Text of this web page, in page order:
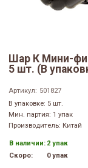
Шар К Мини-
5 шт. (В
Артикул: 501827
В упаковке: 5 шт.
Мин. партия: 1 упак
Производитель: Китай
В наличии: 2 упак
Скоро:
0 упак